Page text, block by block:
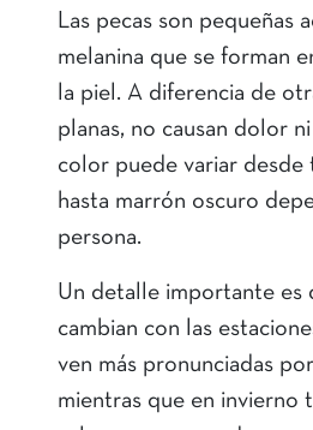
Las pecas son pequeñas
melanina que se forman
la piel. A diferencia de
planas, no causan dolor
color puede variar desde
hasta marrón oscuro
persona.
Un detalle importante es
cambian con las
ven más pronunciadas
mientras que en invierno